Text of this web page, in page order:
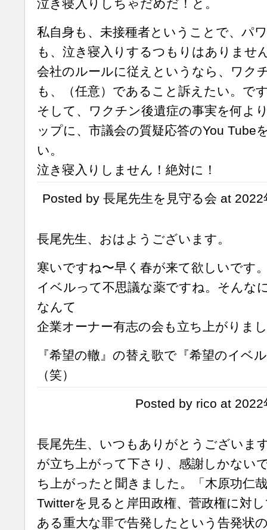
泣き寝入りしちゃだめだ！と。
私自身も、未接種者ということで、パ
も、泣き寝入りするつもりはありませ
会社のルールに従えというなら、ワク
も、（任意）であること訴えたい。で
そして、ワクチン後遺症の事実を何よ
ップに、市議会の質疑応答のYou Tube
い。
泣き寝入りしません！絶対に！
Posted by 長尾先生を見守る会 at
長尾先生、おはようございます。
寒いですね〜早く春が来て欲しいです
イベルって不思議な薬ですね。そんな
なんて
企業オーナー有志の会も立ち上がりま
『希望の轍』の替え歌で『希望のイベ
（笑）
Posted by rico at
長尾先生、いつもありがとうございま
が立ち上がって下さり、感謝しかない
ち上がったと聞きました。「木原功仁
Twitterを見ると岸田政権、菅政権に対
ある重大な罪で告発したという告発状